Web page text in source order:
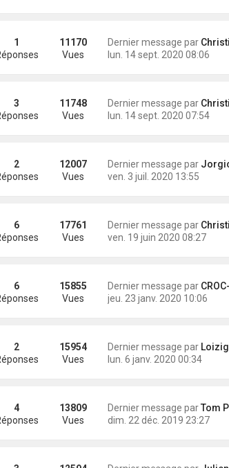
Dernier message par Christian
lun. 14 sept. 2020 08:06
1
11170
Vues
Dernier message par Christian
lun. 14 sept. 2020 07:54
3
11748
Vues
Dernier message par
ven. 3 juil. 2020 13:55
2
12007
Vues
Dernier message par Christian
ven. 19 juin 2020 08:27
6
17761
Vues
Dernier message par CROC-
jeu. 23 janv. 2020 10:06
6
15855
Vues
Dernier message par Loizig
lun. 6 janv. 2020 00:34
2
15954
Vues
Dernier message parTom
dim. 22 déc. 2019 23:27
4
13809
Vues